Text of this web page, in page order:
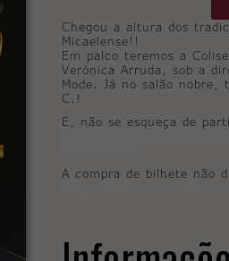
Chegou a altura dos
Micaelense!!
Em palco teremos a
Verónica Arruda, sob a
Mode. Já no salão nobre,
C.!
E, não se esqueça de
A compra de bilhete não